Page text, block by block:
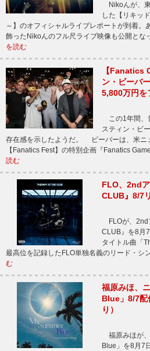
Nikoんが、
した【リキッ
～】のオフィシャルライブレポートが到着。
飾ったNikoんのフル尺ライブ映像も公開と
を読む
【Fanatics
ン・ビーバ
5,800万円を
この1年間、
スティン・ビ
存在感を示したようだ。 ビーバーは、米ニ
【Fanatics Fest】の特別企画『Fanatics
読む
FLO、2nd
CLUB』8/7
FLOが、2nd
CLUB』を8月
タイトル曲「
最高位を記録したFLO単独名義のリード・シ
む
福原みほ、
Blue」8/7配
り）
福原みほが
Blue」を8月7